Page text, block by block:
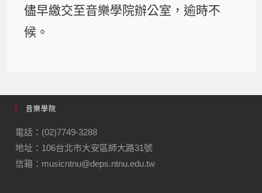
儘早繳交至音樂學院辦公室，逾時不
候。
音樂學院
電話：(02)7749-3288
地址：106台北市大安區師大路31號
信箱：musicntnu@deps.ntnu.edu.tw